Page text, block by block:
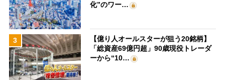
化”のワー…
3
【億り人オールスターが狙う20銘柄】
「総資産69億円超」90歳現役トレーダ
ーから“10…